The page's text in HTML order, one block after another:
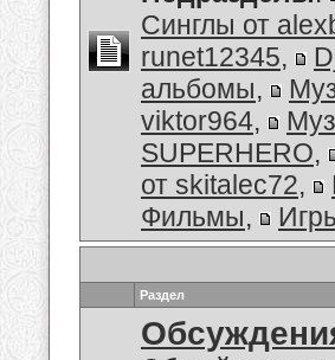
Синглы от
runet12345,
альбомы,
viktor964,
SUPERHERO,
от skitalec72,
Фильмы,
Раздел